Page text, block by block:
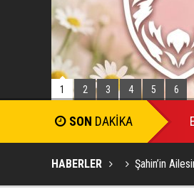
1 2 3 4 5 6
SON DAKİKA
HABERLER Şahin’in